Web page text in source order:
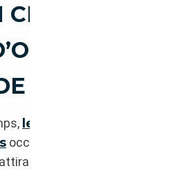
UNE
?
les occasions haut de
occupent l’espace de
les plus éminents